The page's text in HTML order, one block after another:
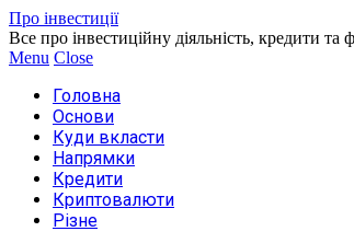
Про інвестиції
Все про інвестиційну діяльність, кредити та
Menu Close
Головна
Основи
Куди вкласти
Напрямки
Кредити
Криптовалюти
Різне